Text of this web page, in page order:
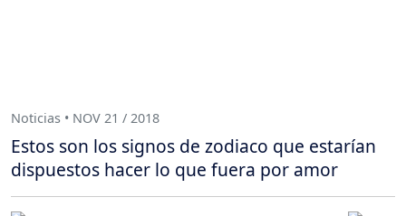
Noticias • NOV 21 / 2018
Estos son los signos de zodiaco que estarían
dispuestos hacer lo que fuera por amor